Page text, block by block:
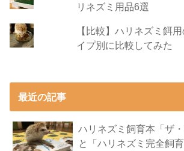
リネズミ用品6選
【比較】ハリネズミ餌
イプ別に比較してみた
最近の記事
ハリネズミ飼育本「ザ・
と「ハリネズミ完全飼